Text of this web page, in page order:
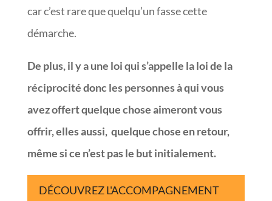
car c’est rare que quelqu’un fasse cette
démarche.
De plus, il y a une loi qui s’appelle la loi de la
réciprocité donc les personnes à qui vous
avez offert quelque chose aimeront vous
offrir, elles aussi, quelque chose en retour,
même si ce n’est pas le but initialement.
DÉCOUVREZ L'ACCOMPAGNEMENT